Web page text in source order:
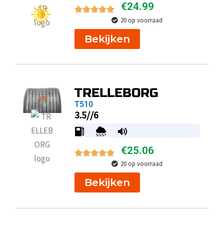
€24.99
20 op voorraad
Bekijken
TRELLEBORG
T510
3.5//6
€25.06
20 op voorraad
Bekijken